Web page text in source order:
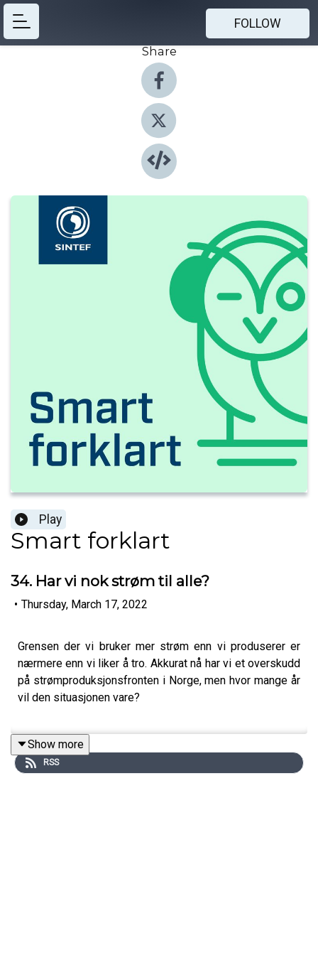
FOLLOW
Share
Play
Smart forklart
34. Har vi nok strøm til alle?
• Thursday, March 17, 2022
Grensen der vi bruker mer strøm enn vi produserer er
nærmere enn vi liker å tro. Akkurat nå har vi et overskudd
på strømproduksjonsfronten i Norge, men hvor mange år
vil den situasjonen vare?
Det spør vi om i denne episoden av Smart forklart, der vi
også jakter svar på hvilke grep vi kan ta for å sikre oss
Show more
RSS